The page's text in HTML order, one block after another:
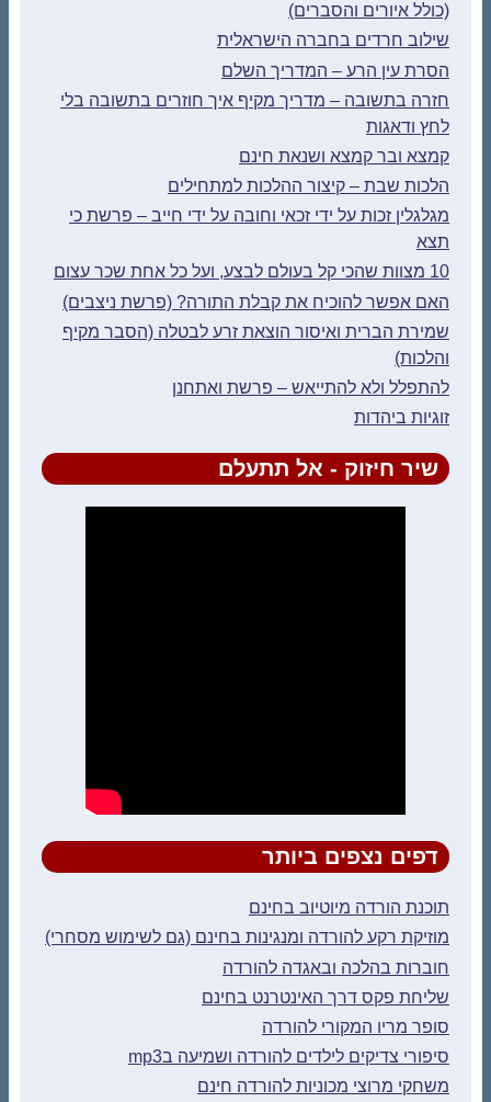
(כולל איורים והסברים)
שילוב חרדים בחברה הישראלית
הסרת עין הרע – המדריך השלם
חזרה בתשובה – מדריך מקיף איך חוזרים בתשובה בלי
לחץ ודאגות
קמצא ובר קמצא ושנאת חינם
הלכות שבת – קיצור ההלכות למתחילים
מגלגלין זכות על ידי זכאי וחובה על ידי חייב – פרשת כי
תצא
10 מצוות שהכי קל בעולם לבצע, ועל כל אחת שכר עצום
האם אפשר להוכיח את קבלת התורה? (פרשת ניצבים)
שמירת הברית ואיסור הוצאת זרע לבטלה (הסבר מקיף
והלכות)
להתפלל ולא להתייאש – פרשת ואתחנן
זוגיות ביהדות
שיר חיזוק - אל תתעלם
דפים נצפים ביותר
תוכנת הורדה מיוטיוב בחינם
מוזיקת רקע להורדה ומנגינות בחינם (גם לשימוש מסחרי)
חוברות בהלכה ובאגדה להורדה
שליחת פקס דרך האינטרנט בחינם
סופר מריו המקורי להורדה
סיפורי צדיקים לילדים להורדה ושמיעה בmp3
משחקי מרוצי מכוניות להורדה חינם